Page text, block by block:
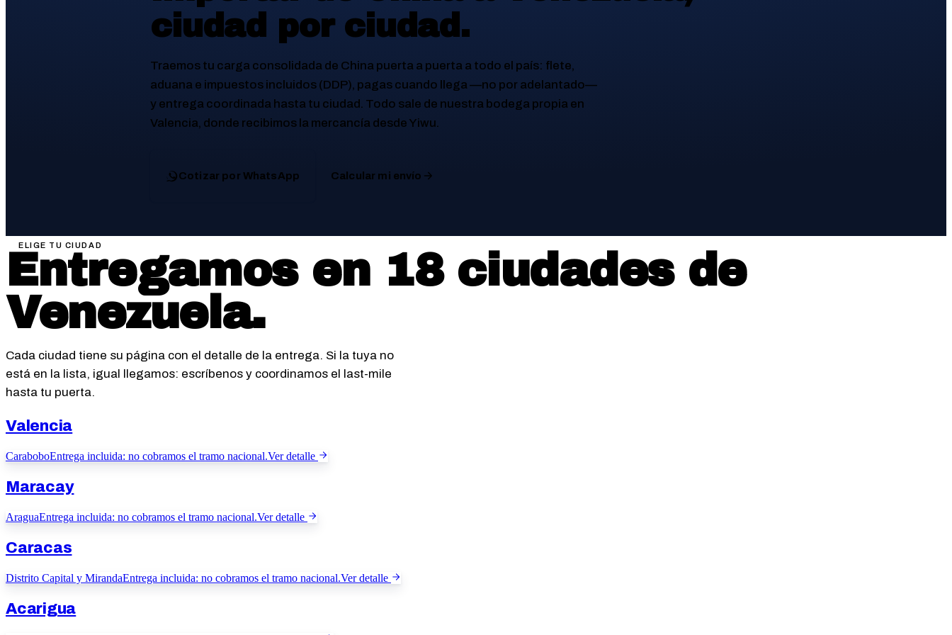
ciudad por ciudad.
Traemos tu carga consolidada de China puerta a puerta a todo el país: flete,
aduana e impuestos incluidos (DDP), pagas cuando llega —no por adelantado—
y entrega coordinada hasta tu ciudad. Todo sale de nuestra bodega propia en
Valencia, donde recibimos la mercancía desde Yiwu.
Cotizar por WhatsApp Calcular mi envío
ELIGE TU CIUDAD
Entregamos en 18ciudades de
Venezuela.
Cada ciudad tiene su página con el detalle de la entrega. Si la tuya no
está en la lista, igual llegamos: escríbenos y coordinamos el last-mile
hasta tu puerta.
Valencia
CaraboboEntrega incluida: no cobramos el tramo nacional.Ver detalle
Maracay
AraguaEntrega incluida: no cobramos el tramo nacional.Ver detalle
Caracas
Distrito Capital y MirandaEntrega incluida: no cobramos el tramo nacional.Ver detalle
Acarigua